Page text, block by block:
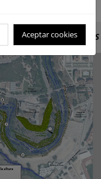
Aceptar cookies